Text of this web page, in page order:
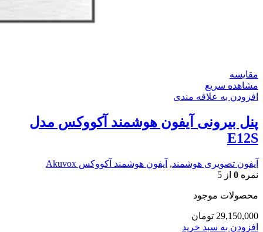
مقایسه
مشاهده سریع
افزودن به علاقه مندی
پنل بیرونی آیفون هوشمند آکووکس مدل
E12S
آیفون تصویری هوشمند, آیفون هوشمند آکووکس Akuvox
نمره 0 از 5
محصولات موجود
29,150,000 تومان
افزودن به سبد خرید